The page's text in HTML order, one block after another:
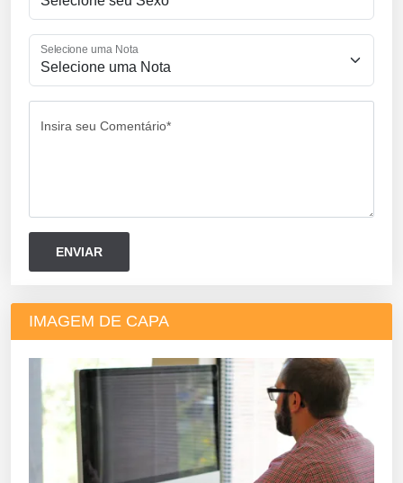
Selecione uma Nota
Insira seu Comentário*
IMAGEM DE CAPA